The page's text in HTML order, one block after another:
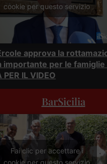
cookie per questo servizio
approva la
importante per le famiglie
PER IL VIDEO
BarSicilia
Fai clic per accettare i